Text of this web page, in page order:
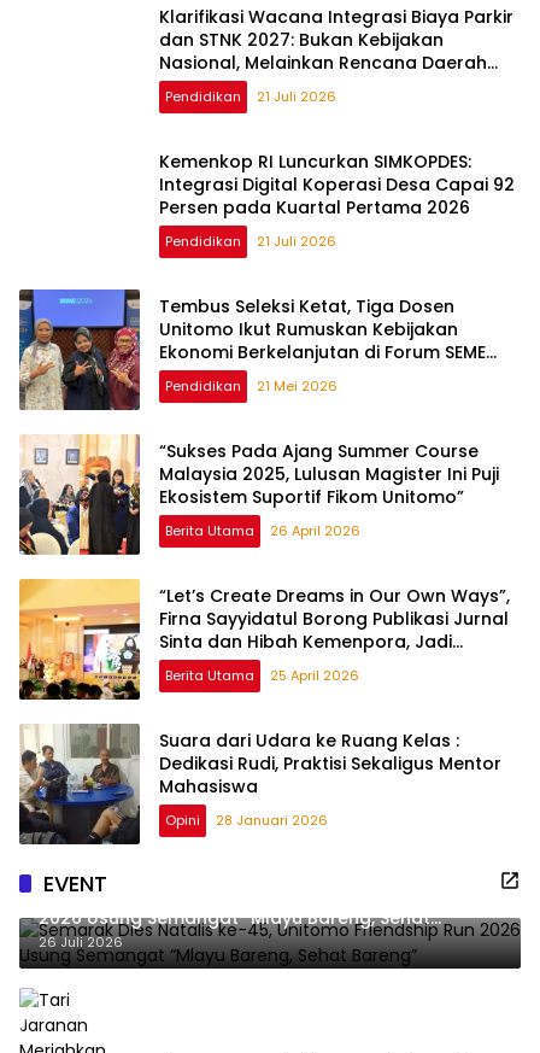
Klarifikasi Wacana Integrasi Biaya Parkir
dan STNK 2027: Bukan Kebijakan
Nasional, Melainkan Rencana Daerah
Makassar
Pendidikan 21 Juli 2026
Kemenkop RI Luncurkan SIMKOPDES:
Integrasi Digital Koperasi Desa Capai 92
Persen pada Kuartal Pertama 2026
Pendidikan 21 Juli 2026
Tembus Seleksi Ketat, Tiga Dosen
Unitomo Ikut Rumuskan Kebijakan
Ekonomi Berkelanjutan di Forum SEME
2026
Pendidikan 21 Mei 2026
“Sukses Pada Ajang Summer Course
Malaysia 2025, Lulusan Magister Ini Puji
Ekosistem Suportif Fikom Unitomo”
Berita Utama 26 April 2026
“Let’s Create Dreams in Our Own Ways”,
Firna Sayyidatul Borong Publikasi Jurnal
Sinta dan Hibah Kemenpora, Jadi
Lulusan Inspiratif Fikom Unitomo.
Berita Utama 25 April 2026
Suara dari Udara ke Ruang Kelas :
Dedikasi Rudi, Praktisi Sekaligus Mentor
Mahasiswa
Opini 28 Januari 2026
EVENT
Semarak Dies Natalis ke-45, Unitomo Friendship Run
2026 Usung Semangat “Mlayu Bareng, Sehat
Bareng”
26 Juli 2026